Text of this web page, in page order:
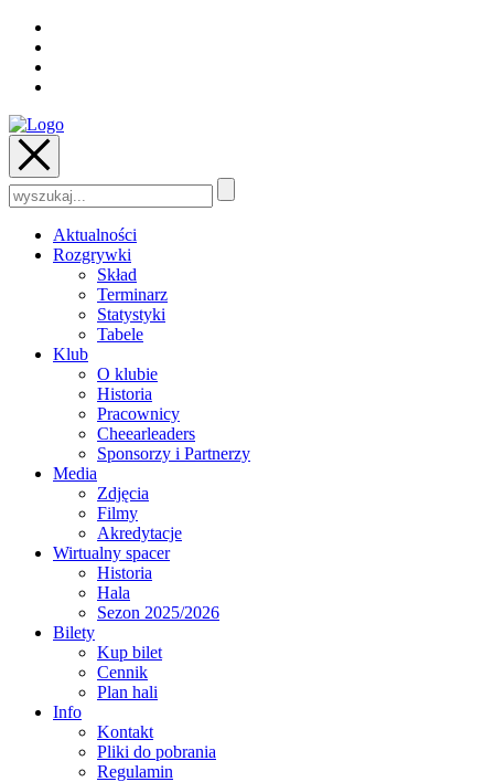
Szukaj:
Aktualności
Rozgrywki
Skład
Terminarz
Statystyki
Tabele
Klub
O klubie
Historia
Pracownicy
Cheearleaders
Sponsorzy i Partnerzy
Media
Zdjęcia
Filmy
Akredytacje
Wirtualny spacer
Historia
Hala
Sezon 2025/2026
Bilety
Kup bilet
Cennik
Plan hali
Info
Kontakt
Pliki do pobrania
Regulamin